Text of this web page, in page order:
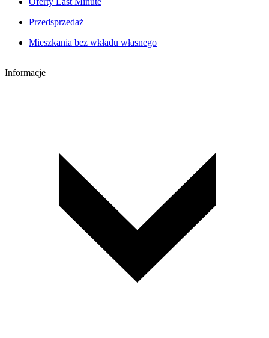
Przedsprzedaż
Mieszkania bez wkładu własnego
Informacje